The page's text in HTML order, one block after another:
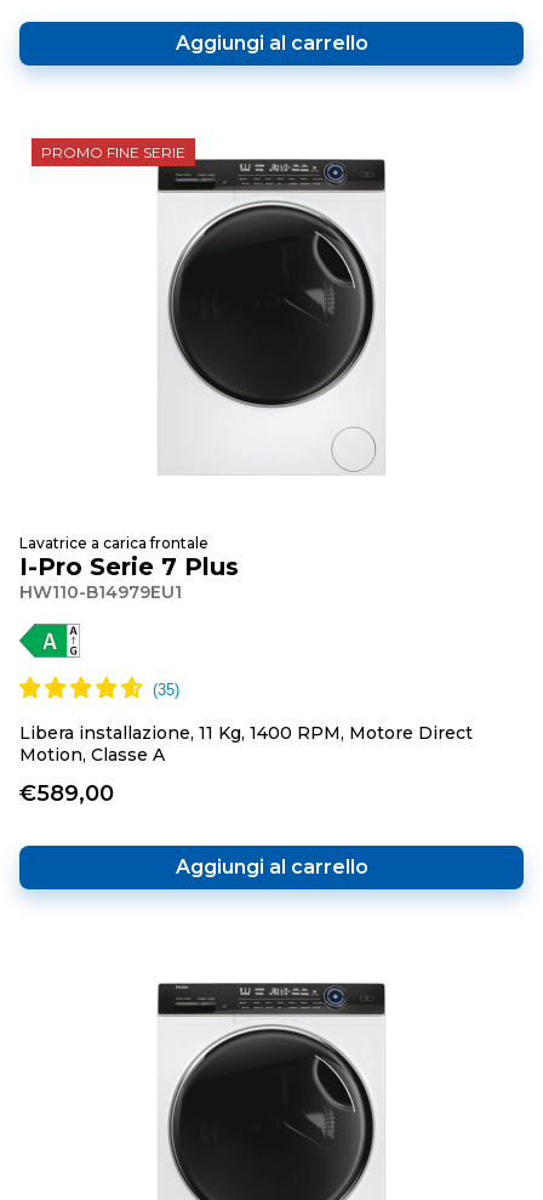
Aggiungi al carrello
PROMO FINE SERIE
Lavatrice a carica frontale
I-Pro Serie 7 Plus
HW110-B14979EU1
Libera installazione, 11 Kg, 1400 RPM, Motore Direct
Motion, Classe A
€589,00
Aggiungi al carrello